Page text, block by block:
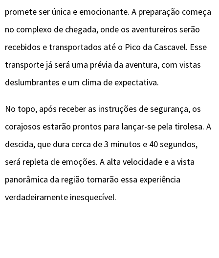
promete ser única e emocionante. A preparação começa
no complexo de chegada, onde os aventureiros serão
recebidos e transportados até o Pico da Cascavel. Esse
transporte já será uma prévia da aventura, com vistas
deslumbrantes e um clima de expectativa.
No topo, após receber as instruções de segurança, os
corajosos estarão prontos para lançar-se pela tirolesa. A
descida, que dura cerca de 3 minutos e 40 segundos,
será repleta de emoções. A alta velocidade e a vista
panorâmica da região tornarão essa experiência
verdadeiramente inesquecível.